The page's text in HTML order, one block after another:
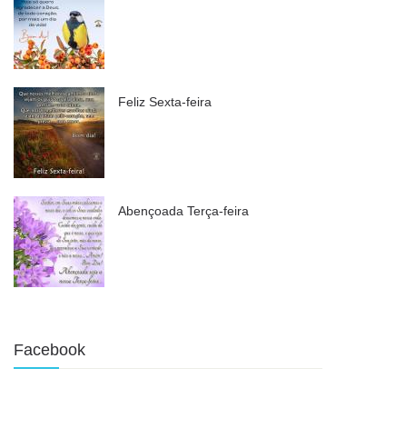
Feliz Sexta-feira
Abençoada Terça-feira
Facebook